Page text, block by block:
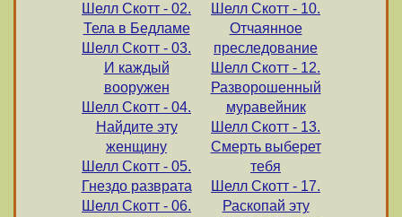
Шелл Скотт - 02.
Тела в Бедламе
Шелл Скотт - 03.
И каждый
вооружен
Шелл Скотт - 04.
Найдите эту
женщину
Шелл Скотт - 05.
Гнездо разврата
Шелл Скотт - 06.
Шелл Скотт - 10.
Отчаянное
преследование
Шелл Скотт - 12.
Разворошенный
муравейник
Шелл Скотт - 13.
Смерть выберет
тебя
Шелл Скотт - 17.
Раскопай эту